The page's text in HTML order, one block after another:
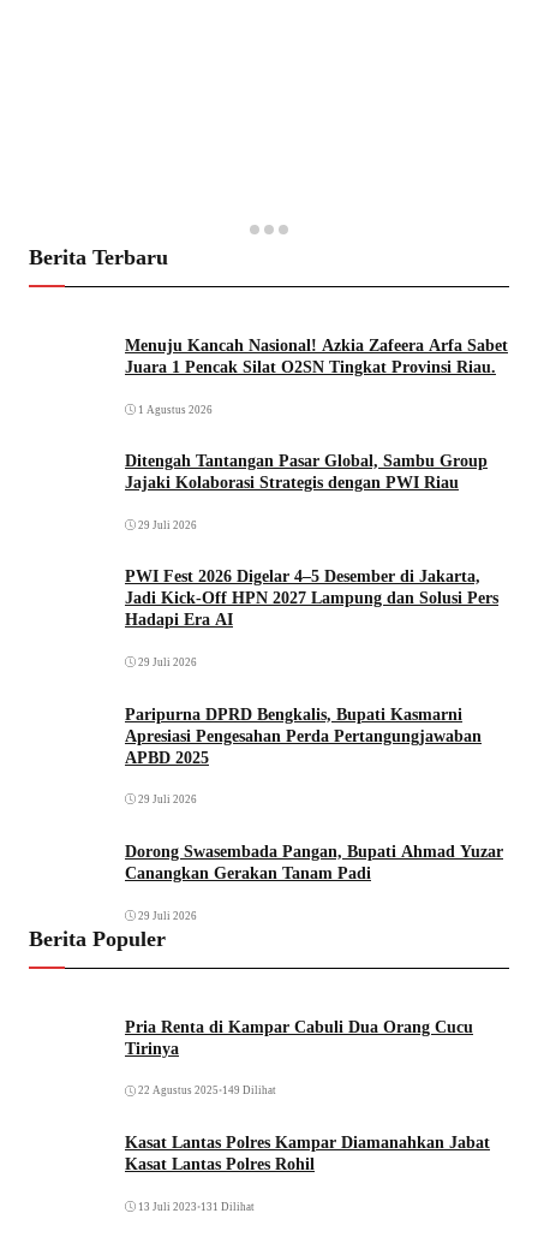
Berita Terbaru
Menuju Kancah Nasional! Azkia Zafeera Arfa Sabet
Juara 1 Pencak Silat O2SN Tingkat Provinsi Riau.
1 Agustus 2026
Ditengah Tantangan Pasar Global, Sambu Group
Jajaki Kolaborasi Strategis dengan PWI Riau
29 Juli 2026
PWI Fest 2026 Digelar 4–5 Desember di Jakarta,
Jadi Kick-Off HPN 2027 Lampung dan Solusi Pers
Hadapi Era AI
29 Juli 2026
Paripurna DPRD Bengkalis, Bupati Kasmarni
Apresiasi Pengesahan Perda Pertangungjawaban
APBD 2025
29 Juli 2026
Dorong Swasembada Pangan, Bupati Ahmad Yuzar
Canangkan Gerakan Tanam Padi
29 Juli 2026
Berita Populer
Pria Renta di Kampar Cabuli Dua Orang Cucu
Tirinya
22 Agustus 2025 •149 Dilihat
Kasat Lantas Polres Kampar Diamanahkan Jabat
Kasat Lantas Polres Rohil
13 Juli 2023 •131 Dilihat